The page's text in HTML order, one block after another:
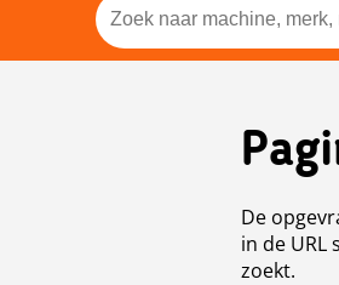
De
in de URL
zoekt.